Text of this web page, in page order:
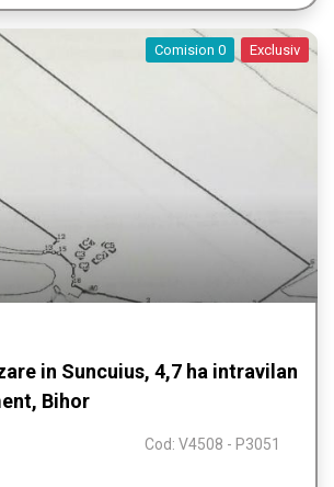
Comision 0 Exclusiv
in Suncuius, 4,7 ha intravilan
Bihor
Cod: V4508 - P3051